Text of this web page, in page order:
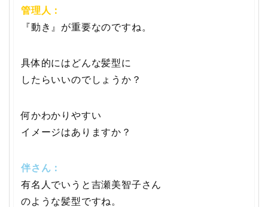
管理人：
『動き』が重要なのですね。
具体的にはどんな髪型に
したらいいのでしょうか？
何かわかりやすい
イメージはありますか？
伴さん：
有名人でいうと吉瀬美智子さん
のような髪型ですね。